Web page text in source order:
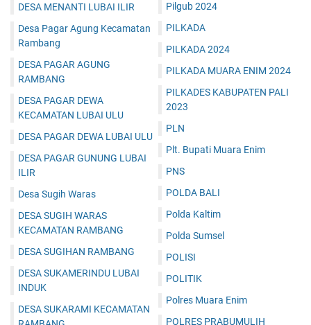
DESA MENANTI LUBAI ILIR
Desa Pagar Agung Kecamatan
Rambang
DESA PAGAR AGUNG
RAMBANG
DESA PAGAR DEWA
KECAMATAN LUBAI ULU
DESA PAGAR DEWA LUBAI ULU
DESA PAGAR GUNUNG LUBAI
ILIR
Desa Sugih Waras
DESA SUGIH WARAS
KECAMATAN RAMBANG
DESA SUGIHAN RAMBANG
DESA SUKAMERINDU LUBAI
INDUK
DESA SUKARAMI KECAMATAN
Pilgub 2024
PILKADA
PILKADA 2024
PILKADA MUARA ENIM 2024
PILKADES KABUPATEN PALI
2023
PLN
Plt. Bupati Muara Enim
PNS
POLDA BALI
Polda Kaltim
Polda Sumsel
POLISI
POLITIK
Polres Muara Enim
POLRES PRABUMULIH